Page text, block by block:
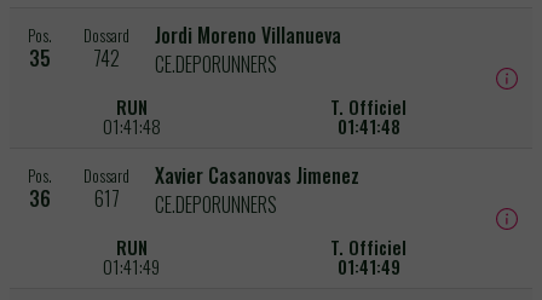
Pos.
35
Dossard
742
Jordi Moreno Villanueva
CE.DEPORUNNERS
RUN
01:41:48
T. Officiel
01:41:48
Pos.
36
Dossard
617
Xavier Casanovas Jimenez
CE.DEPORUNNERS
RUN
01:41:49
T. Officiel
01:41:49